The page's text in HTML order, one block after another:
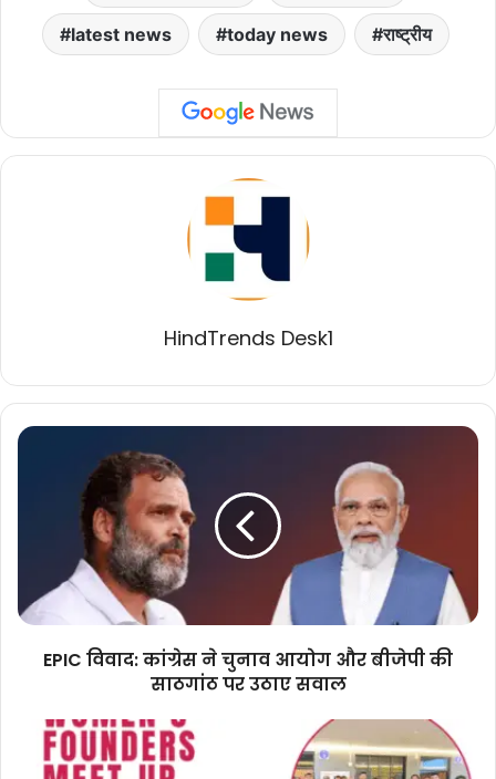
latest news today news राष्ट्रीय
HindTrends Desk1
EPIC
बीजेपी
की
सवाल
EPIC विवाद: कांग्रेस ने चुनाव आयोग और बीजेपी की
साठगांठ पर उठाए सवाल
महिला
उद्यमिता